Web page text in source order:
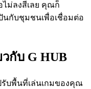
ม่ลงสีเลย คุณก็
กับชุมชนเพื่อเชื่อมต่อ
วกับ G HUB
รับพื้นที่เล่นเกมของคุณ